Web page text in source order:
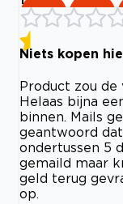
Niets kopen
Product zou de
Helaas bijna
binnen. Mails
geantwoord
ondertussen 5
gemaild maar
geld terug
op.